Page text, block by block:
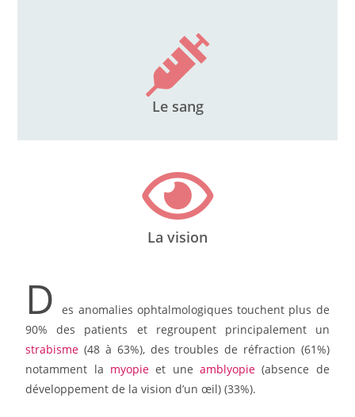
Le sang
La vision
D
es anomalies ophtalmologiques touchent plus de
90% des patients et regroupent principalement un
strabisme (48 à 63%), des troubles de réfraction (61%)
notamment la myopie et une amblyopie(absence de
développement de la vision d’un œil) (33%).